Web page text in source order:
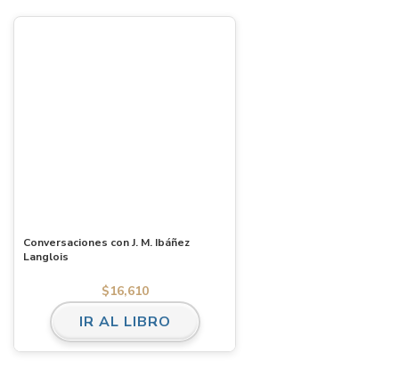
Conversaciones con J. M. Ibáñez
Langlois
$16,610
IR AL LIBRO